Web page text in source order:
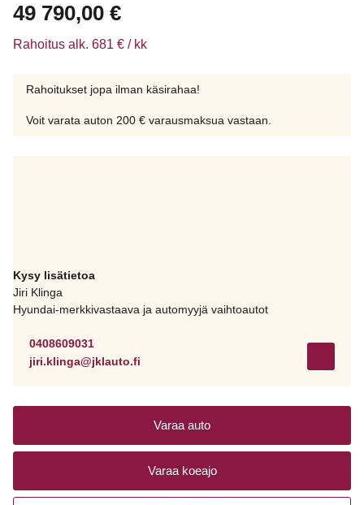
49 790,00 €
Rahoitus alk. 681 € / kk
Rahoitukset jopa ilman käsirahaa!
Voit varata auton 200 € varausmaksua vastaan.
Kysy lisätietoa
Jiri Klinga
Hyundai-merkkivastaava ja automyyjä vaihtoautot
0408609031
jiri.klinga@jklauto.fi
Varaa auto
Varaa koeajo